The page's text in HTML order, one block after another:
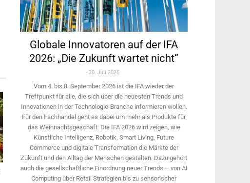
Globale Innovatoren auf der IFA
2026: „Die Zukunft wartet nicht“
30. Juli 2026
Vom 4. bis 8. September 2026 ist die IFA wieder der
Treffpunkt für alle, die sich über die neuesten Trends und
Innovationen in der Technologie-­Branche informieren wollen.
Für den Fachhandel geht es dabei um mehr als Produkte für
das Weihnachtsgeschäft: Die IFA 2026 wird ­zeigen, wie
Künstliche Intelligenz, Robotik, Smart Living, Future
Commerce und digitale Trans­formation die Märkte der
Zukunft und den Alltag der Menschen gestalten. Dazu gehört
auch die gesellschaftliche Einordnung neuer Trends – von AI
Computing über Retail Strategien bis zu sensorischer